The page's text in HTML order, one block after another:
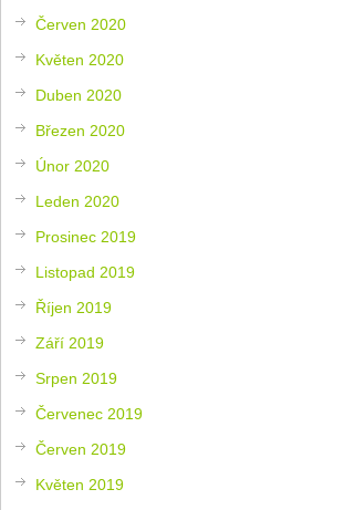
Červen 2020
Květen 2020
Duben 2020
Březen 2020
Únor 2020
Leden 2020
Prosinec 2019
Listopad 2019
Říjen 2019
Září 2019
Srpen 2019
Červenec 2019
Červen 2019
Květen 2019